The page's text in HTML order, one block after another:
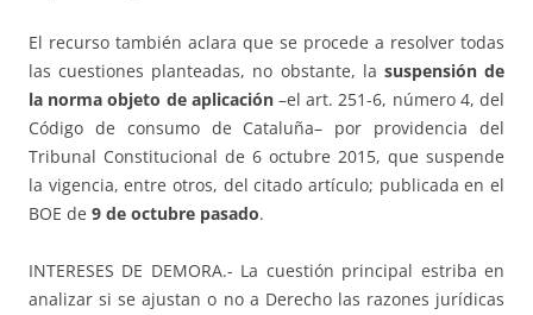
El recurso también aclara que se procede a resolver todas
las cuestiones planteadas, no obstante, la suspensión de
la norma objeto de aplicación–el art. 251-6, número 4, del
Código de consumo de Cataluña– por providencia del
Tribunal Constitucional de 6 octubre 2015, que suspende
la vigencia, entre otros, del citado artículo; publicada en el
BOE de 9 de octubre pasado.
INTERESES DE DEMORA.- La cuestión principal estriba en
analizar si se ajustan o no a Derecho las razones jurídicas